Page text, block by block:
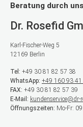
Beratung durch
Dr. Rosefid
Karl-Fischer-Weg 5
12169 Berlin
Tel: +49 30 81 82 57 38
WhatsApp: +49 160 93
FAX: +49 30 81 82 57 39
E-Mail: kundenservice@dr-
Öffnungszeiten: Mo-Fr: